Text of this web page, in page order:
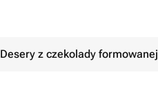
Desery z czekolady formowanej